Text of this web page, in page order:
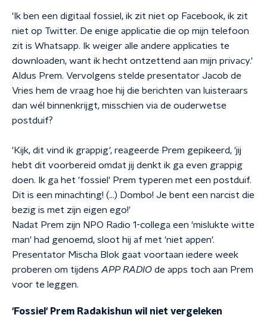
'Ik ben een digitaal fossiel, ik zit niet op Facebook, ik zit
niet op Twitter. De enige applicatie die op mijn telefoon
zit is Whatsapp. Ik weiger alle andere applicaties te
downloaden, want ik hecht ontzettend aan mijn privacy.'
Aldus Prem. Vervolgens stelde presentator Jacob de
Vries hem de vraag hoe hij die berichten van luisteraars
dan wél binnenkrijgt, misschien via de ouderwetse
postduif?
'Kijk, dit vind ik grappig', reageerde Prem gepikeerd, 'jij
hebt dit voorbereid omdat jij denkt ik ga even grappig
doen. Ik ga het 'fossiel' Prem typeren met een postduif.
Dit is een minachting! (…) Dombo! Je bent een narcist die
bezig is met zijn eigen ego!'
Nadat Prem zijn NPO Radio 1-collega een 'mislukte witte
man' had genoemd, sloot hij af met 'niet appen'.
Presentator Mischa Blok gaat voortaan iedere week
proberen om tijdens APP RADIO de apps toch aan Prem
voor te leggen.
'Fossiel' Prem Radakishun wil niet vergeleken